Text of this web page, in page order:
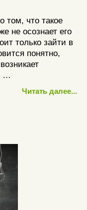
том, что такое
не осознает его
только зайти в
понятно,
…
Читать далее...